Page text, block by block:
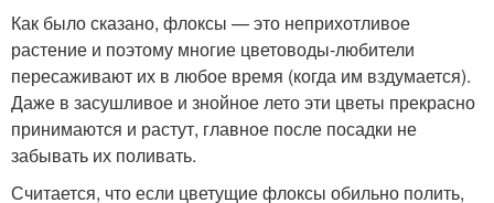
Как было сказано, флоксы — это неприхотливое
растение и поэтому многие цветоводы-любители
пересаживают их в любое время (когда им вздумается).
Даже в засушливое и знойное лето эти цветы прекрасно
принимаются и растут, главное после посадки не
забывать их поливать.
Считается, что если цветущие флоксы обильно полить,